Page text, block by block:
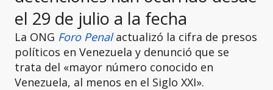
el 29 de julio a la fecha
La ONG Foro Penalactualizó la cifra de presos
políticos en Venezuela y denunció que se
trata del «mayor número conocido en
Venezuela, al menos en el Siglo XXI».